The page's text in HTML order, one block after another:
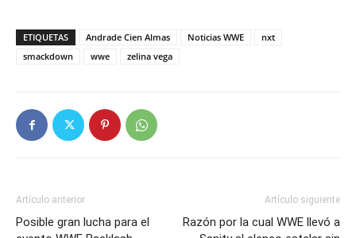
ETIQUETAS Andrade Cien Almas Noticias WWE
nxt
smackdown
wwe zelina vega
Artículo anterior
Posible gran lucha para el
Artículo siguiente
Razón por la cual WWE llevó a